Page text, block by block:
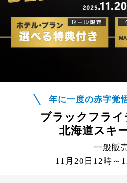
年に一度の赤字覚
ブラックフラ
北海道スキ
一般販
11月20日12時～